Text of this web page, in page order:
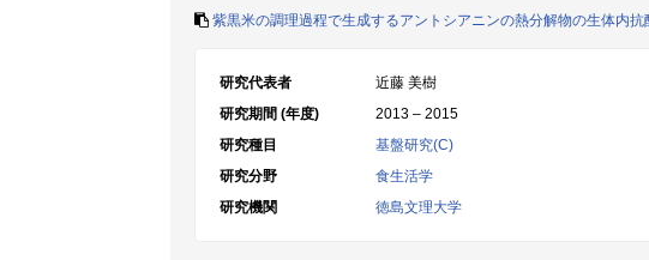
紫黒米の調理過程で生成するアントシアニンの熱分解物の生体内
研究代表者
近藤 美樹
研究期間 (年度)
2013 – 2015
研究種目
基盤研究(C)
研究分野
食生活学
研究機関
徳島文理大学